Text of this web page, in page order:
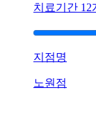
치료기간 12
지점명
노원점